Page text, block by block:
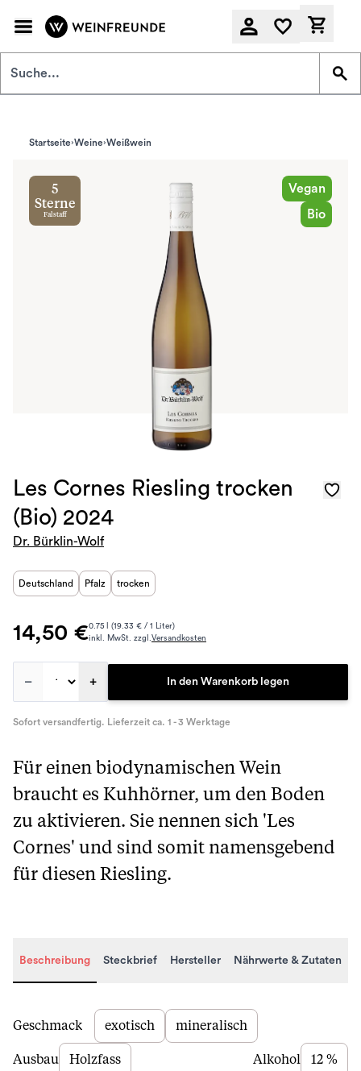
Startseite Weine Weißwein
5
Sterne
Falstaff
Vegan
Bio
Les Cornes Riesling trocken
(Bio) 2024
Dr. Bürklin-Wolf
Deutschland Pfalz trocken
14,50 €0.75 l (19.33 € / 1 Liter)
inkl. MwSt. zzgl.Versandkosten
– + In den Warenkorb legen
Sofort versandfertig. Lieferzeit ca. 1 - 3 Werktage
Für einen biodynamischen Wein
braucht es Kuhhörner, um den Boden
zu aktivieren. Sie nennen sich 'Les
Cornes' und sind somit namensgebend
für diesen Riesling.
Beschreibung Steckbrief Hersteller Nährwerte & Zutaten
Beschreibung
Geschmack exotisch mineralisch
Ausbau Holzfass Alkohol 12 %